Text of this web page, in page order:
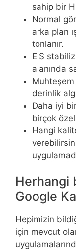
sahip bir
Normal
arka plan
tonlanır.
EIS
alanında
derinlik
Daha iyi
birçok
Hangi
Herhangi
Google
Hepimizin
için mevcut